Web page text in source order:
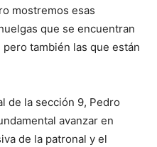
mostremos esas
que se encuentran
también las que están
de la sección 9, Pedro
avanzar en
de la patronal y el